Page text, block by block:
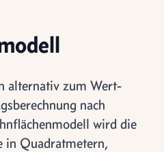
alternativ zum Wert-
nach
wird die
in Quadratmetern,